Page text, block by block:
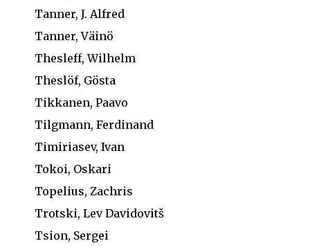
Tanner, J. Alfred
Tanner, Väinö
Thesleff, Wilhelm
Theslöf, Gösta
Tikkanen, Paavo
Tilgmann, Ferdinand
Timiriasev, Ivan
Tokoi, Oskari
Topelius, Zachris
Trotski, Lev Davidovitš
Tsion, Sergei